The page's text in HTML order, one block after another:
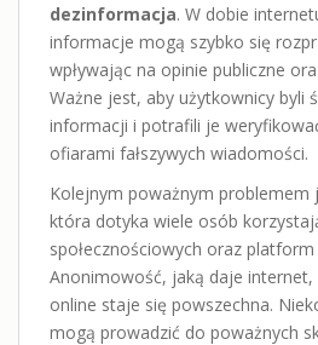
dezinformacja. W dobie
informacje mogą szybko się
wpływając na opinie publiczne
Ważne jest, aby użytkownicy byli
informacji i potrafili je
ofiarami fałszywych wiadomości.
Kolejnym poważnym problemem
która dotyka wiele osób
społecznościowych oraz
Anonimowość, jaką daje internet,
online staje się powszechna.
mogą prowadzić do poważnych